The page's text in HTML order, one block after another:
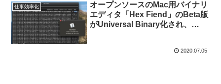
仕事効率化
オープンソースのMac用バイナリ
エディタ「Hex Fiend」のBeta版
がUniversal Binary化され、
2020.07.05